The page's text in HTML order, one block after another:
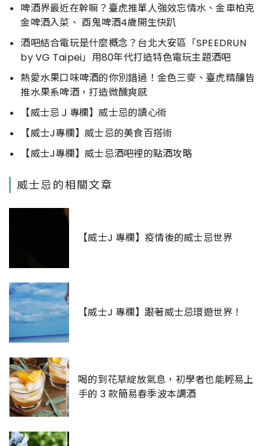
啤酒界最近在幹嘛？臺虎推單人強效忘情水、金車柏克
金啤酒入菜、 酉鬼啤酒4歲開生快趴
酒吧結合電玩是什麼概念？台北大安區「SPEEDRUN
by VG Taipei」用80年代打造特色電玩主題酒吧
熱愛水果口味啤酒的你別錯過！金色三麥、臺虎精釀皆
推水果系啤酒，打造微醺爽感
【威士忌Ｊ專欄】威士忌的讀心術
【威士J專欄】威士忌的美食百搭術
【威士J專欄】威士忌酒吧裡的點酒攻略
威士忌的相關文章
【威士J 專欄】疫情後的威士忌世界
【威士J 專欄】跟著威士忌環遊世界！
喝的到花草綻放氣息，初學者也能輕易上
手的 3 款簡易春季波本調酒